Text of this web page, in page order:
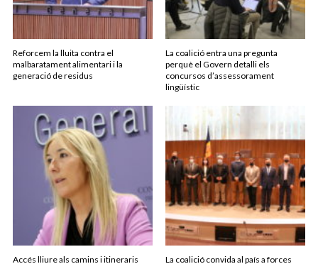
Reforcem la lluita contra el
malbaratament alimentari i la
generació de residus
La coalició entra una pregunta
perquè el Govern detalli els
concursos d’assessorament
lingüístic
Accés lliure als camins i itineraris
La coalició convida al país a forces